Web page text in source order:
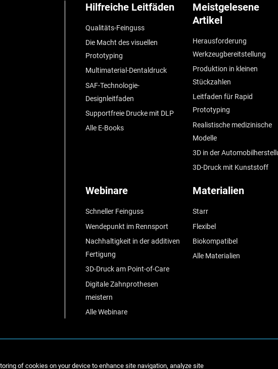
Hilfreiche Leitfäden
Qualitäts-Feinguss
Die Macht des visuellen
Prototyping
Multimaterial-Dentaldruck
SAF-Technologie-
Designleitfaden
Supportfreie Drucke mit DLP
Alle E-Books
Meistgelesene
Artikel
Herausforderung
Werkzeugbereitstellung
Produktion in kleinen
Stückzahlen
Leitfaden für Rapid
Prototyping
Realistische medizinische
Modelle
3D in der
3D-Druck mit Kunststoff
Webinare
Schneller Feinguss
Wendepunkt im Rennsport
Nachhaltigkeit in der additiven
Fertigung
3D-Druck am Point-of-Care
Digitale Zahnprothesen
meistern
Alle Webinare
Materialien
Starr
Flexibel
Biokompatibel
Alle Materialien
of cookies on your device to enhance site navigation, analyze site